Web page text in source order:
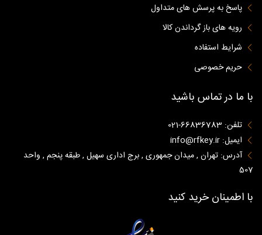
پاسخ به پرسش های متداول
رویه های باز گرداندن کالا
شرایط استفاده
حریم خصوصی
با ما در تماس باشید
تلفن: 66836783-021
ایمیل: info@rfkey.ir
آدرس: تهران , میدان جمهوری , برج اداری سهیل , طبقه پنجم , واحد
507
با اطمینان خرید کنید